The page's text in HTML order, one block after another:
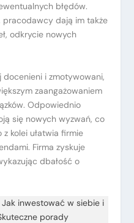
błędów.
pracodawcy dają im także
odkrycie nowych
i zmotywowani,
zaangażowaniem
Odpowiednio
się nowych wyzwań, co
kolei ułatwia firmie
Firma zyskuje
dbałość o
Jak inwestować w siebie i
porady